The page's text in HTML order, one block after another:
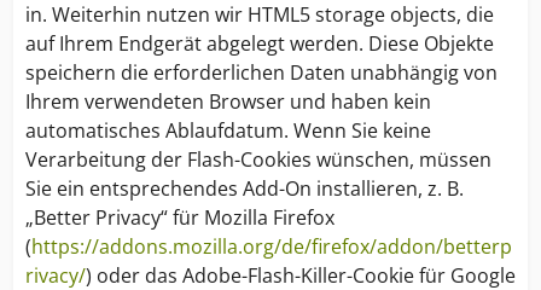
in. Weiterhin nutzen wir HTML5 storage objects, die
auf Ihrem Endgerät abgelegt werden. Diese Objekte
speichern die erforderlichen Daten unabhängig von
Ihrem verwendeten Browser und haben kein
automatisches Ablaufdatum. Wenn Sie keine
Verarbeitung der Flash-Cookies wünschen, müssen
Sie ein entsprechendes Add-On installieren, z. B.
„Better Privacy“ für Mozilla Firefox
(https://addons.mozilla.org/de/firefox/addon/betterp
rivacy/) oder das Adobe-Flash-Killer-Cookie für Google